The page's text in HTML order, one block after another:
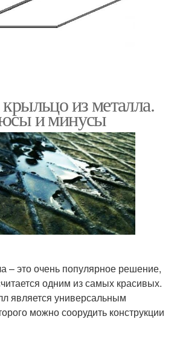
из металла.
и минусы
– это очень популярное решение,
одним из самых красивых.
является универсальным
можно соорудить конструкции